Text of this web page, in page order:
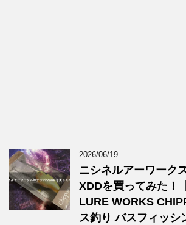
2026/06/19
ニシネルアーワーク
XDDを買ってみた！
LURE WORKS
ス釣り バスフィッシ